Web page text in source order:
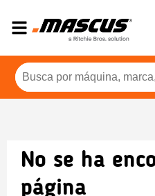
No se ha
página